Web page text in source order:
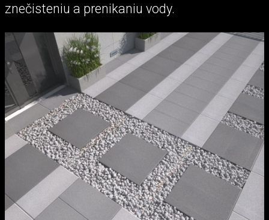
znečisteniu a prenikaniu vody.